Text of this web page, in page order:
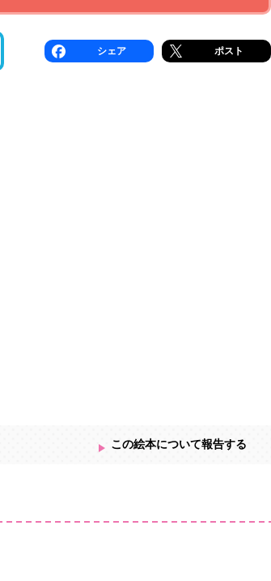
シェア ポスト
この絵本について報告する